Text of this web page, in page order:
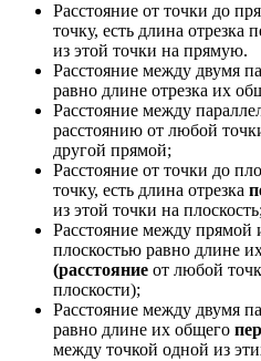
Расстояние от точки до
точку, есть длина отрезка
из этой точки на прямую.
Расстояние между двумя
равно длине отрезка их
Расстояние между
расстоянию от любой
другой прямой;
Расстояние от точки до
точку, есть длина отрезка
из этой точки на плоскость;
Расстояние между прямой
плоскостью равно длине
(расстояние от любой
плоскости);
Расстояние между двумя
равно длине их общего
между точкой одной из